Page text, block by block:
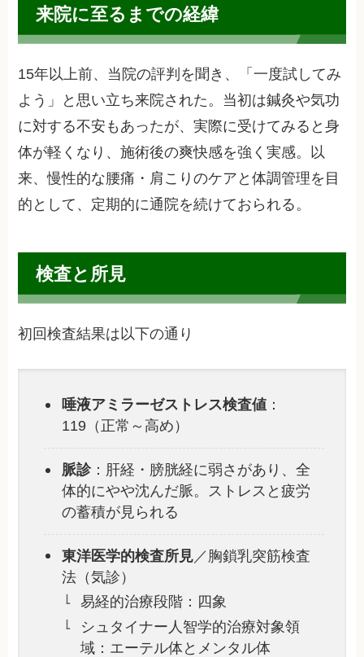
来院に至るまでの経緯
15年以上前、当院の評判を聞き、「一度試してみ
よう」と思い立ち来院された。当初は鍼灸や気功
に対する不安もあったが、実際に受けてみると身
体が軽くなり、施術後の爽快感を強く実感。以
来、慢性的な腰痛・肩こりのケアと体調管理を目
的として、定期的に通院を続けておられる。
検査と所見
初回検査結果は以下の通り
唾液アミラーゼストレス検査値 ：
119（正常～高め）
脈診：肝経・膀胱経に弱さがあり、全
体的にやや沈んだ脈。ストレスと疲労
の蓄積が見られる
東洋医学的検査所見 ／胸鎖乳突筋検査
法（気診）
易経的治療段階：四象
シュタイナー人智学的治療対象領
域：エーテル体とメンタル体